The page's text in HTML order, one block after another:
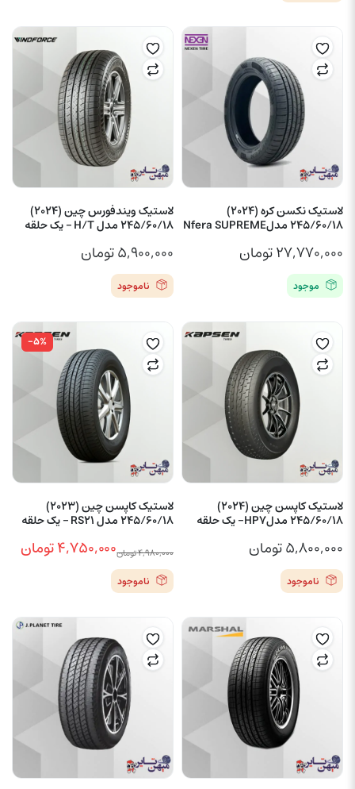
لاستیک نکسن کره (2024)
245/60/18 مدلNfera SUPREME
۲۷,۷۷۰,۰۰۰تومان
موجود
لاستیک ویندفورس چین (2024)
245/60/18 مدل H/T – یک حلقه
۵,۹۰۰,۰۰۰تومان
ناموجود
لاستیک کاپسن چین (2024)
245/60/18 مدلHP7- یک حلقه
۵,۸۰۰,۰۰۰تومان
ناموجود
-۵%
لاستیک کاپسن چین (2023)
245/60/18 مدل RS21 – یک حلقه
۴,۹۸۰,۰۰۰تومان
قیمت
اصلی
بود.
۴,۷۵۰,۰۰۰تومان
قیمت
فعلی
است.
ناموجود